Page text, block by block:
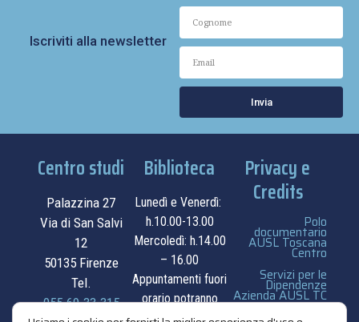
Iscriviti alla newsletter
Invia
Centro studi
Palazzina 27
Via di San Salvi
12
50135 Firenze
Tel.
055.69.33.315
Biblioteca
Lunedì e Venerdì:
h.10.00-13.00
Mercoledì: h.14.00
– 16.00
Appuntamenti fuori
orario potranno
essere
Privacy e
Credits
Polo
documentario
AUSL Toscana
Centro
Servizi per le
Dipendenze
Azienda AUSL TC